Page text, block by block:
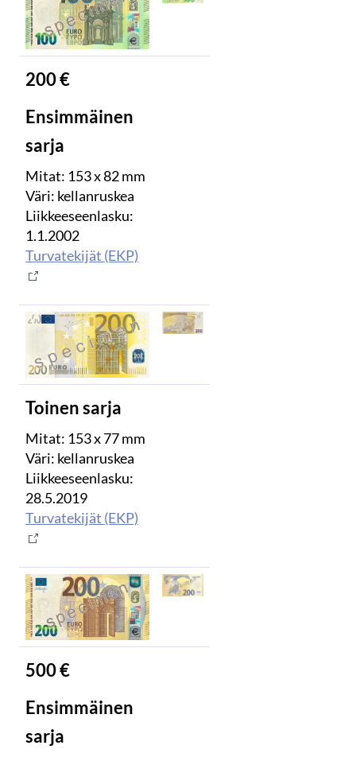
200 €
Ensimmäinen
sarja
Mitat: 153 x 82 mm
Väri: kellanruskea
Liikkeeseenlasku:
1.1.2002
Turvatekijät (EKP)
Toinen sarja
Mitat: 153 x 77 mm
Väri: kellanruskea
Liikkeeseenlasku:
28.5.2019
Turvatekijät (EKP)
500 €
Ensimmäinen
sarja